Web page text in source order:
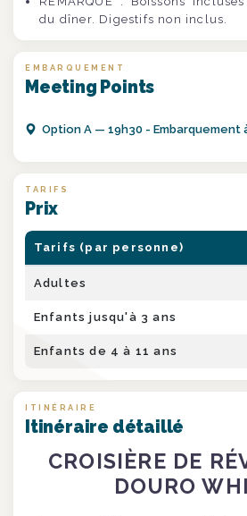
du dîner. Digestifs non inclus.
EMBARQUEMENT
Meeting Points
OptionA —19h30 - Embarquement
TARIFS
Prix
Tarifs (par personne)
Adultes
Enfants jusqu'à 3 ans
Enfants de 4 à 11 ans
ITINÉRAIRE
Itinéraire détaillé
CROISIÈRE DE
DOURO